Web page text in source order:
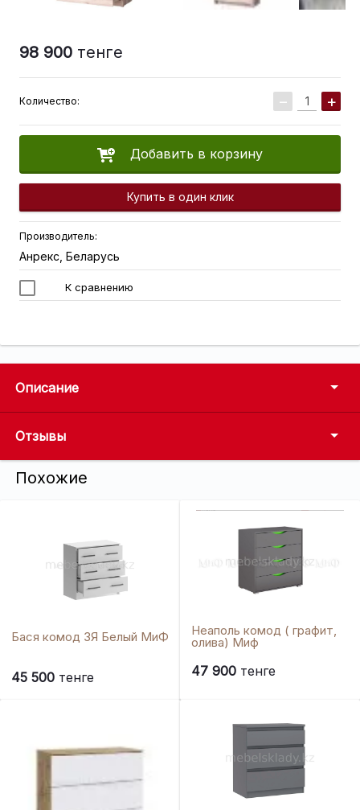
98 900 тенге
Количество: − +
Добавить в корзину
Купить в один клик
Производитель:
Анрекс, Беларусь
К сравнению
Описание
Отзывы
Похожие
Бася комод 3Я Белый МиФ
45 500 тенге
Неаполь комод ( графит,
олива) Миф
47 900 тенге